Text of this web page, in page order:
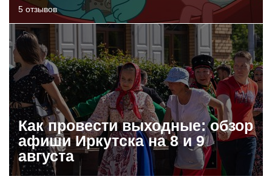
5 отзывов
Как провести выходные: обзор
афиши Иркутска на 8 и 9
августа